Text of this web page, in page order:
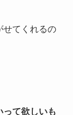
せてくれるの
って欲しいも